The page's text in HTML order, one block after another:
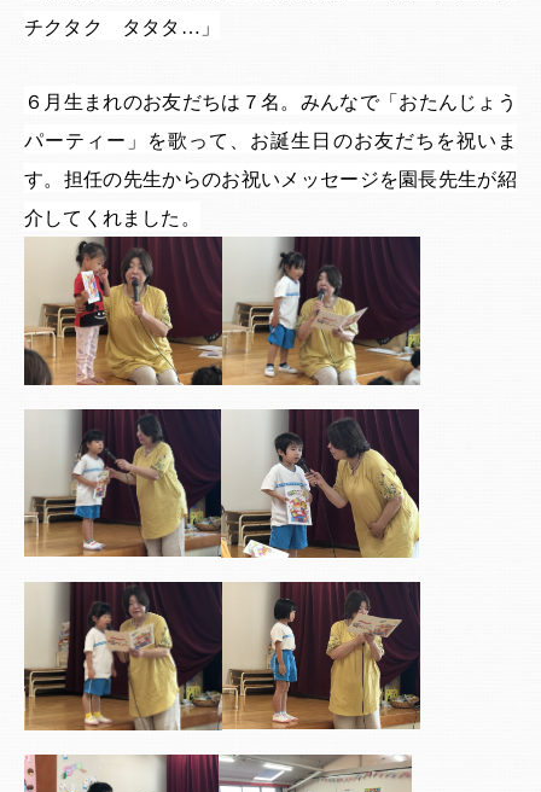
チクタク タタタ…」
６月生まれのお友だちは７名。みんなで「おたんじょう
パーティー」を歌って、お誕生日のお友だちを祝いま
す。担任の先生からのお祝いメッセージを園長先生が紹
介してくれました。